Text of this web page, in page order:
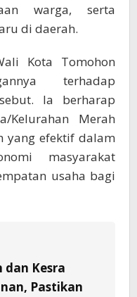
warga, serta
di daerah.
Kota Tomohon
terhadap
Ia berharap
Kelurahan Merah
yang efektif dalam
masyarakat
usaha bagi
Kesra
Pastikan